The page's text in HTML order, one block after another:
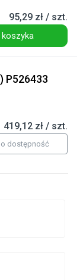
95,29 zł / szt.
koszyka
P526433
419,12 zł / szt.
dostępność